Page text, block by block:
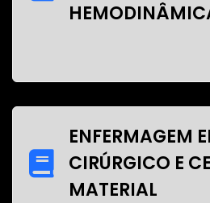
ENFERMAGEM
CIRÚRGICO E
MATERIAL